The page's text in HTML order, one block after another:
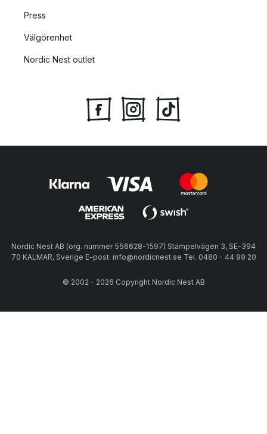
Press
Välgörenhet
Nordic Nest outlet
Nordic Nest AB (org. nummer 556628-1597) Stämpelvägen 3, SE-394
70 KALMAR, Sverige E-post: info@nordicnest.se Tel. 0480 - 44 99 20
© 2002 - 2026 Copyright Nordic Nest AB